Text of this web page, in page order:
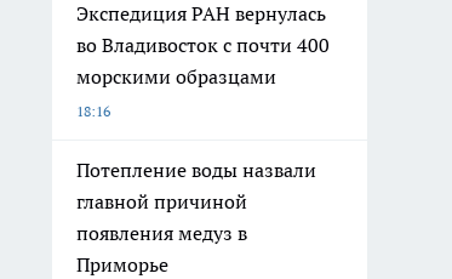
Экспедиция РАН вернулась
во Владивосток с почти 400
морскими образцами
18:16
Потепление воды назвали
главной причиной
появления медуз в
Приморье